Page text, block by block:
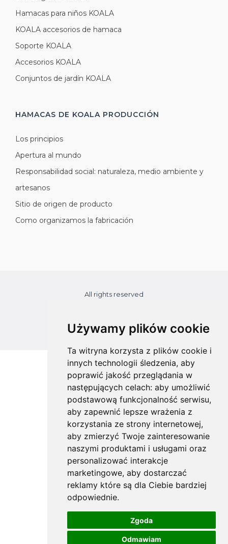
Używamy plików cookie
Ta witryna korzysta z plików cookie i
innych technologii śledzenia, aby
poprawić jakość przeglądania w
następujących celach: aby umożliwić
podstawową funkcjonalność serwisu,
aby zapewnić lepsze wrażenia z
korzystania ze strony internetowej,
aby zmierzyć Twoje zainteresowanie
naszymi produktami i usługami oraz
personalizować interakcje
marketingowe, aby dostarczać
reklamy które są dla Ciebie bardziej
odpowiednie.
Zgoda
Odmawiam
Hamacas para niños KOALA
KOALA accesorios de hamaca
Soporte KOALA
Accesorios KOALA
Conjuntos de jardín KOALA
HAMACAS DE KOALA PRODUCCIÓN
Los principios
Apertura al mundo
Responsabilidad social: naturaleza, medio ambiente y
artesanos
Sitio de origen de producto
Como organizamos la fabricación
All rights reserved
Designed byMOUTON interactive